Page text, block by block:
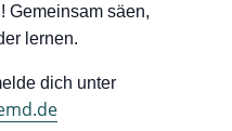
Gemeinsam säen,
lernen.
dich unter